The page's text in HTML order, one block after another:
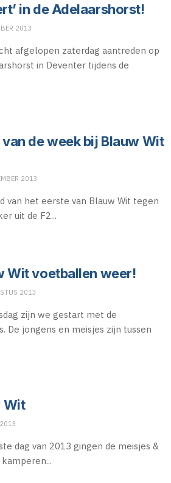
in de Adelaarshorst!
2013
afgelopen zaterdag aantreden op
in Deventer tijdens de
de week bij Blauw Wit
2013
van het eerste van Blauw Wit tegen
uit de F2...
Wit voetballen weer!
2013
zijn we gestart met de
De jongens en meisjes zijn tussen
Wit
dag van 2013 gingen de meisjes &